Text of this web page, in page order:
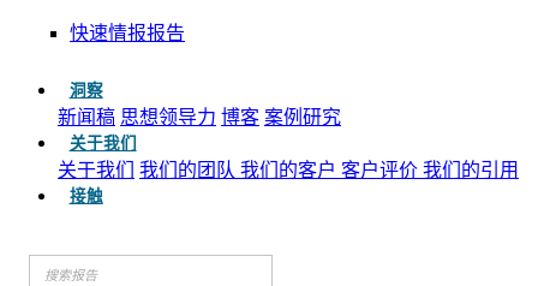
快速情报报告
洞察
新闻稿 思想领导力 博客 案例研究
关于我们
关于我们 我们的团队 我们的客户 客户评价 我们的引用
接触